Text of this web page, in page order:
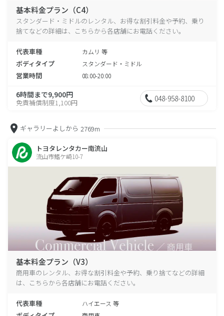
基本料金プラン（C4）
スタンダード・ミドルのレンタル、お得な割引料金や予約、乗り
捨てなどの詳細は、こちらから各店舗にお電話ください。
代表車種 カムリ 等
ボディタイプ スタンダード・ミドル
営業時間 08:00-20:00
6時間まで9,900円
免責補償制度1,100円 048-958-8100
ギャラリーよしから 2769m
トヨタレンタカー南流山
流山市鰭ケ崎10-7
基本料金プラン（V3）
商用車のレンタル、お得な割引料金や予約、乗り捨てなどの詳細
は、こちらから各店舗にお電話ください。
代表車種 ハイエース 等